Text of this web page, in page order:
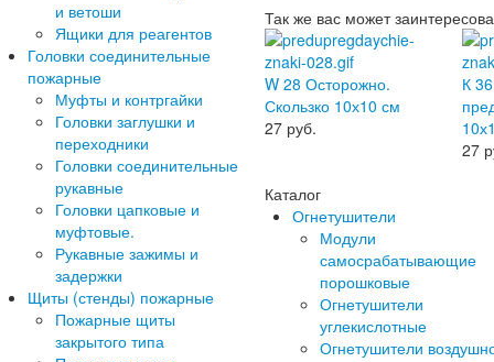
и ветоши
Ящики для реагентов
Головки соединительные
пожарные
Муфты и контргайки
Головки заглушки и
переходники
Головки соединительные
рукавные
Головки цапковые и
муфтовые.
Рукавные зажимы и
задержки
Щиты (стенды) пожарные
Пожарные щиты
закрытого типа
Так же вас может
W 28 Осторожно.
Скользко 10х10 см
27 руб.
К
27
Каталог
Огнетушители
Модули
самосрабатывающие
порошковые
Огнетушители
углекислотные
Огнетушители